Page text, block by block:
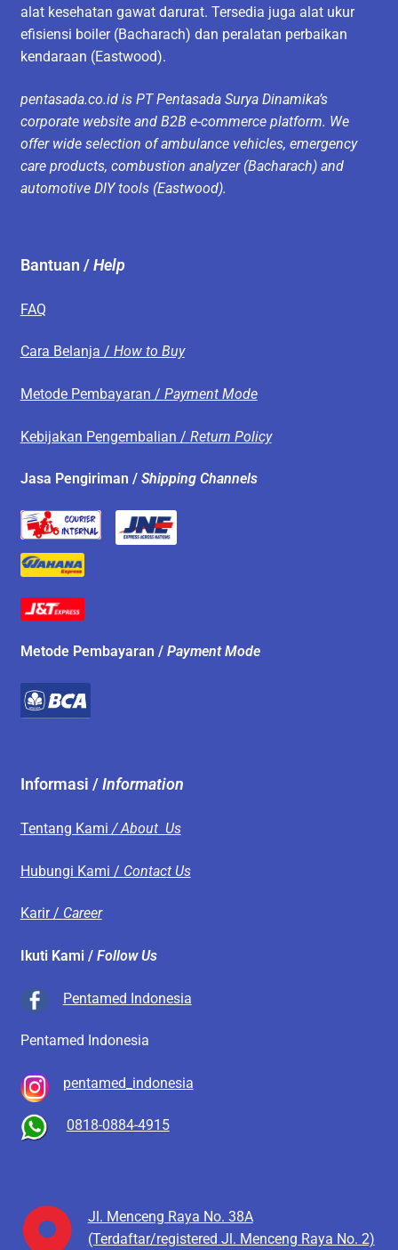
alat kesehatan gawat darurat. Tersedia juga alat ukur
efisiensi boiler (Bacharach) dan peralatan perbaikan
kendaraan (Eastwood).
pentasada.co.id is PT Pentasada Surya Dinamika’s
corporate website and B2B e-commerce platform. We
offer wide selection of ambulance vehicles, emergency
care products, combustion analyzer (Bacharach) and
automotive DIY tools (Eastwood).
Bantuan /Help
FAQ
Cara Belanja / How to Buy
Metode Pembayaran / Payment Mode
Kebijakan Pengembalian / Return Policy
Jasa Pengiriman / Shipping Channels
Metode Pembayaran / Payment Mode
Informasi /Information
Tentang Kami / About Us
Hubungi Kami / Contact Us
Karir / Career
Ikuti Kami / Follow Us
Pentamed Indonesia
Pentamed Indonesia
pentamed_indonesia
0818-0884-4915
Jl. Menceng Raya No. 38A
(Terdaftar/registered Jl. Menceng Raya No. 2)